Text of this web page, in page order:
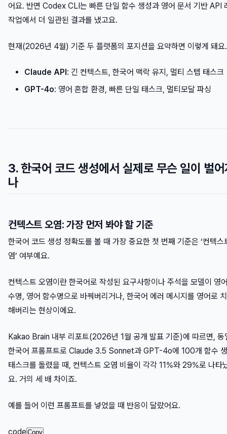
어요. 반면 Codex CLI는 빠른 단일 함수 생성과 영어 문서 기반 API
작업에서 더 일관된 결과를 냈고요.
현재(2026년 4월) 기준 두 플랫폼의 포지션을 요약하면 이렇게 돼요.
Claude API: 긴 컨텍스트, 한국어 맥락 유지, 멀티 스텝 태스크
GPT-4o: 영어 혼합 환경, 빠른 단일 태스크, 멀티모달 파싱
3. 한국어 코드 생성에서 실제로 무슨 일이 벌
나
컨텍스트 오염: 가장 먼저 봐야 할 기준
한국어 코드 생성 정확도를 볼 때 가장 중요한 첫 번째 기준은 ‘컨텍스
염’ 여부예요.
컨텍스트 오염이란 한국어로 작성된 요구사항이나 주석을 모델이 영
수명, 영어 함수명으로 바꿔버리거나, 한국어 에러 메시지를 영어로
해버리는 현상이에요.
Kakao Brain 내부 리포트(2026년 1월 공개 발표 기준)에 따르면, 동
한국어 프롬프트로 Claude 3.5 Sonnet과 GPT-4o에 100개 함수
태스크를 돌렸을 때, 컨텍스트 오염 비율이 각각 11%와 29%로 나타
요. 거의 세 배 차이죠.
예를 들어 이런 프롬프트를 넣었을 때 반응이 달랐어요.
code Copy